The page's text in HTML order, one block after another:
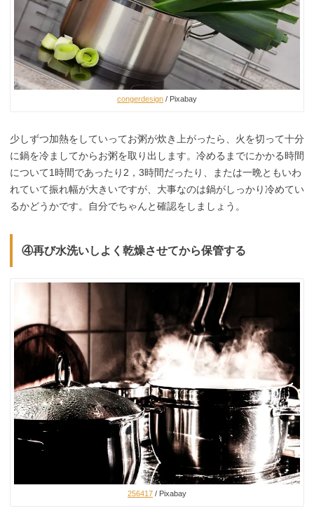
congerdesign / Pixabay
少しずつ加熱をしていってお粥が炊き上がったら、火を切って十分
に鍋を冷ましてからお粥を取り出します。冷めるまでにかかる時間
について1時間であったり2，3時間だったり、または一晩ともいわ
れていて振れ幅が大きいですが、大事なのは鍋がしっかり冷めてい
るかどうかです。自分でちゃんと確認をしましょう。
④再び水洗いしよく乾燥させてから保管する
256417 / Pixabay